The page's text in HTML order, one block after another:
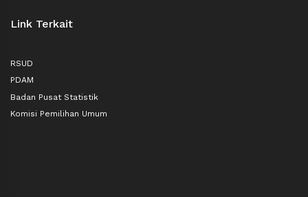
Link Terkait
RSUD
PDAM
Badan Pusat Statistik
Komisi Pemilihan Umum